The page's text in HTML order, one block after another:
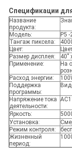
Спецификации
Название
продукта:
Модель:
P5
Тангаж пиксела:
Цвет:
Размер дисплея:
40"
Применение:
На
Расход энергии:
Поддержка
программы:
Напряжение тока
деятельности:
Яркость:
Установка:
Режим контроля:
Жизненный
период: